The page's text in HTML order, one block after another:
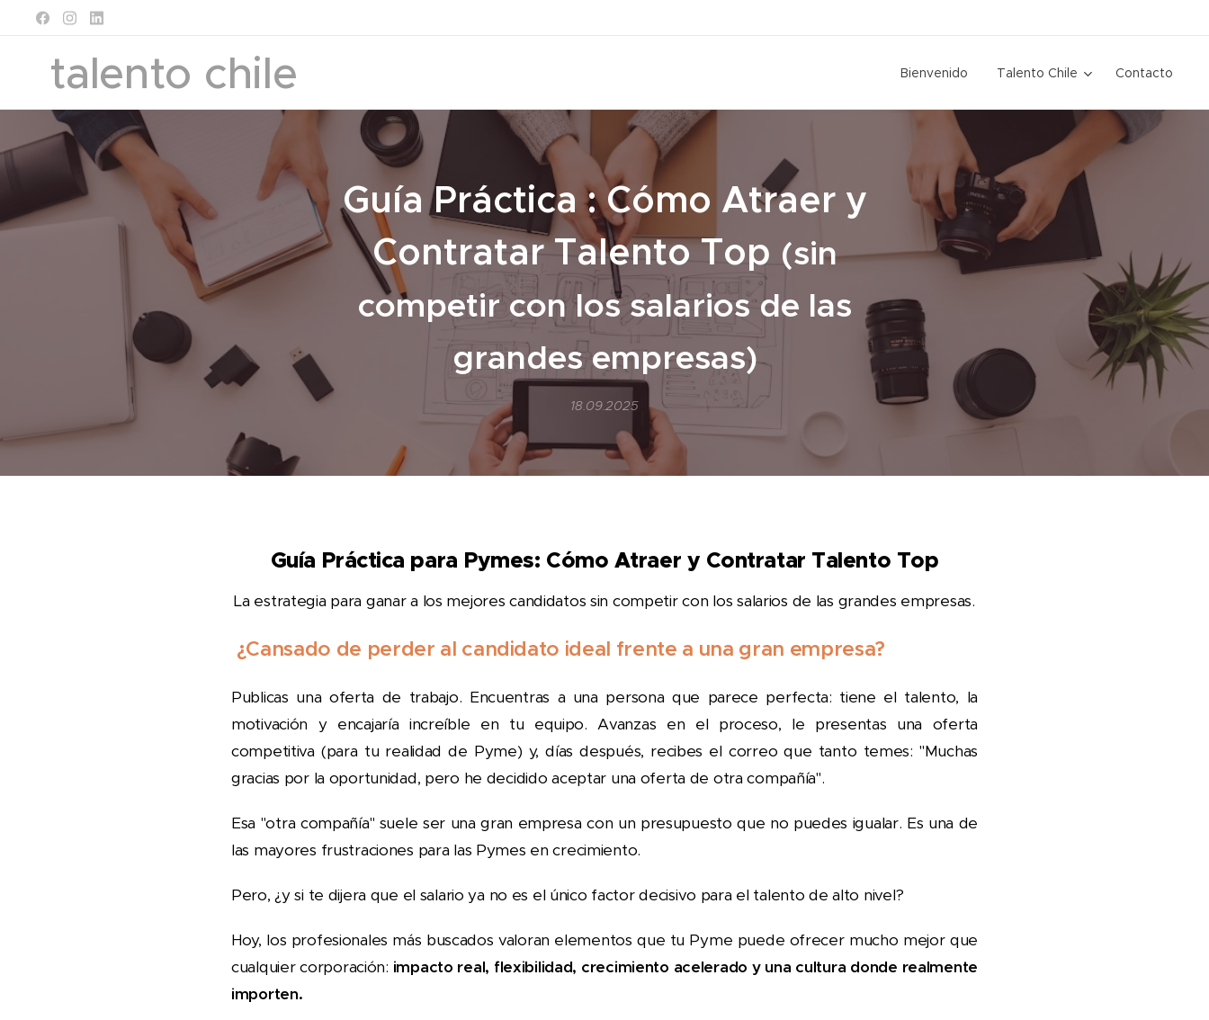
talento chile Bienvenido Talento Chile Contacto
Guía Práctica : Cómo Atraer y
Contratar Talento Top (sin
competir con los salarios de las
grandes empresas)
18.09.2025
Guía Práctica para Pymes: Cómo Atraer y Contratar Talento Top
La estrategia para ganar a los mejores candidatos sin competir con los salarios de las grandes empresas.
¿Cansado de perder al candidato ideal frente a una gran empresa?
Publicas una oferta de trabajo. Encuentras a una persona que parece perfecta: tiene el talento, la
motivación y encajaría increíble en tu equipo. Avanzas en el proceso, le presentas una oferta
competitiva (para tu realidad de Pyme) y, días después, recibes el correo que tanto temes: "Muchas
gracias por la oportunidad, pero he decidido aceptar una oferta de otra compañía".
Esa "otra compañía" suele ser una gran empresa con un presupuesto que no puedes igualar. Es una de
las mayores frustraciones para las Pymes en crecimiento.
Pero, ¿y si te dijera que el salario ya no es el único factor decisivo para el talento de alto nivel?
Hoy, los profesionales más buscados valoran elementos que tu Pyme puede ofrecer mucho mejor que
cualquier corporación: impacto real, flexibilidad, crecimiento acelerado y una cultura donde realmente
importen.